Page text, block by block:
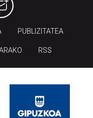
PUBLIZITATEA
RSS